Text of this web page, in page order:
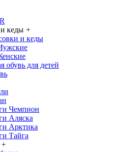
кеды +
и кеды
обувь для детей
Чемпион
Аляска
Арктика
Тайга
+